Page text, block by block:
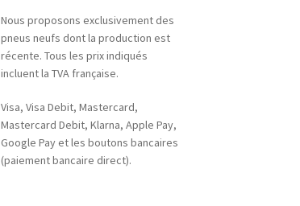
Nous proposons exclusivement des
pneus neufs dont la production est
récente. Tous les prix indiqués
incluent la TVA française.
Visa, Visa Debit, Mastercard,
Mastercard Debit, Klarna, Apple Pay,
Google Pay et les boutons bancaires
(paiement bancaire direct).